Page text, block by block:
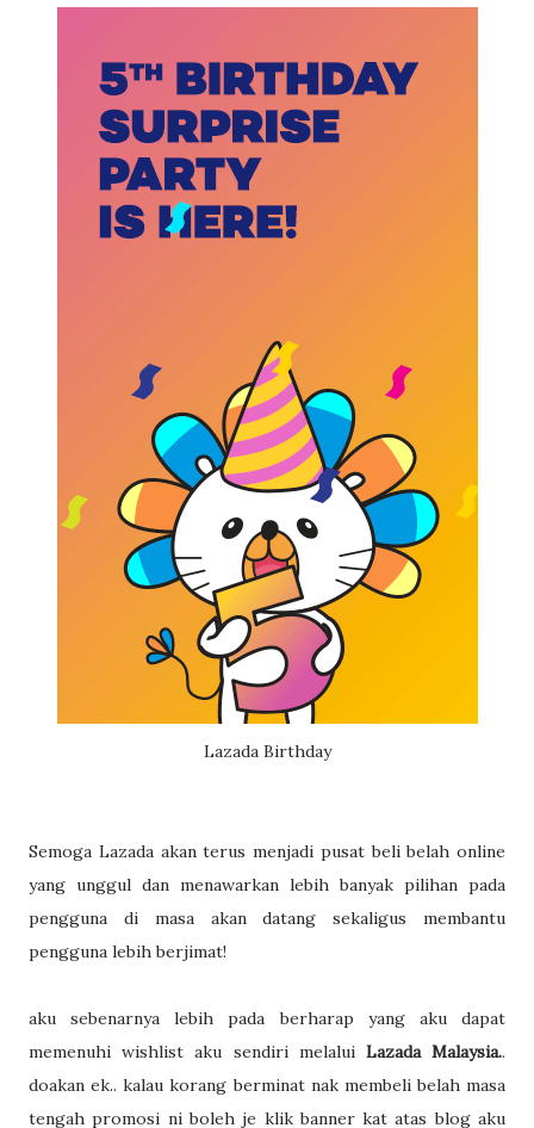
Lazada Birthday
Semoga Lazada akan terus menjadi pusat beli belah online
yang unggul dan menawarkan lebih banyak pilihan pada
pengguna di masa akan datang sekaligus membantu
pengguna lebih berjimat!
aku sebenarnya lebih pada berharap yang aku dapat
memenuhi wishlist aku sendiri melaluiLazada Malaysia..
doakan ek.. kalau korang berminat nak membeli belah masa
tengah promosi ni boleh je klik banner kat atas blog aku